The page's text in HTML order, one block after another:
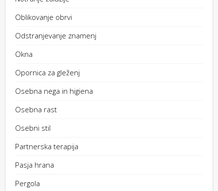
Oblikovanje obrvi
Odstranjevanje znamenj
Okna
Opornica za gleženj
Osebna nega in higiena
Osebna rast
Osebni stil
Partnerska terapija
Pasja hrana
Pergola